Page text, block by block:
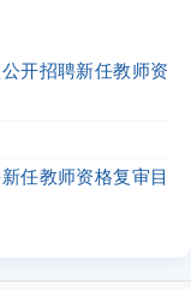
开招聘新任教师资
任教师资格复审目